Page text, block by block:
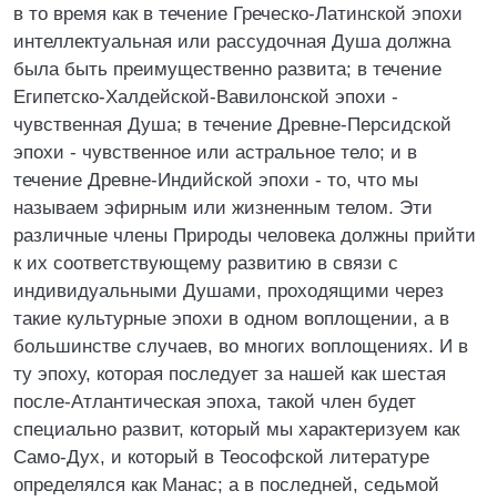
в то время как в течение Греческо-Латинской эпохи
интеллектуальная или рассудочная Душа должна
была быть преимущественно развита; в течение
Египетско-Халдейской-Вавилонской эпохи -
чувственная Душа; в течение Древне-Персидской
эпохи - чувственное или астральное тело; и в
течение Древне-Индийской эпохи - то, что мы
называем эфирным или жизненным телом. Эти
различные члены Природы человека должны прийти
к их соответствующему развитию в связи с
индивидуальными Душами, проходящими через
такие культурные эпохи в одном воплощении, а в
большинстве случаев, во многих воплощениях. И в
ту эпоху, которая последует за нашей как шестая
после-Атлантическая эпоха, такой член будет
специально развит, который мы характеризуем как
Само-Дух, и который в Теософской литературе
определялся как Манас; а в последней, седьмой